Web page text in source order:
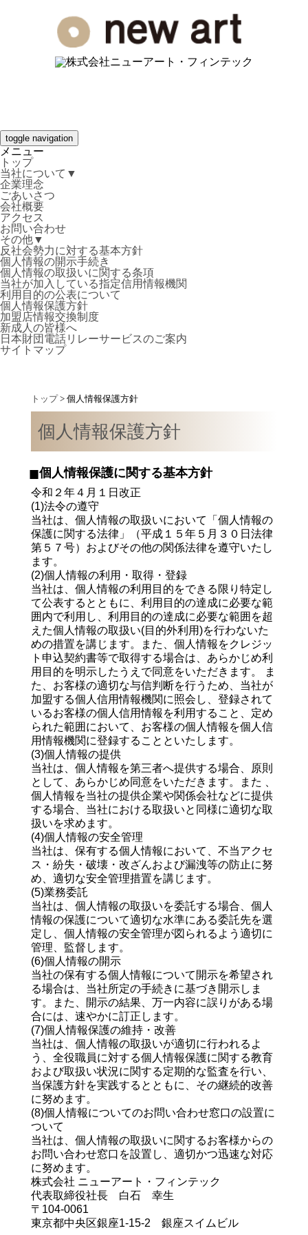
toggle navigation
メニュー
トップ
当社について ▼
企業理念
ごあいさつ
会社概要
アクセス
お問い合わせ
その他▼
反社会勢力に対する基本方針
個人情報の開示手続き
個人情報の取扱いに関する条項
当社が加入している指定信用情報機関
利用目的の公表について
個人情報保護方針
加盟店情報交換制度
新成人の皆様へ
日本財団電話リレーサービスのご案内
サイトマップ
トップ> 個人情報保護方針
個人情報保護方針
個人情報保護に関する基本方針
令和２年４月１日改正
(1)法令の遵守
当社は、個人情報の取扱いにおいて「個人情報の
保護に関する法律」（平成１５年５月３０日法律
第５７号）およびその他の関係法律を遵守いたし
ます。
(2)個人情報の利用・取得・登録
当社は、個人情報の利用目的をできる限り特定し
て公表するとともに、利用目的の達成に必要な範
囲内で利用し、利用目的の達成に必要な範囲を超
えた個人情報の取扱い(目的外利用)を行わないた
めの措置を講じます。また、個人情報をクレジッ
ト申込契約書等で取得する場合は、あらかじめ利
用目的を明示したうえで同意をいただきます。 ま
た、お客様の適切な与信判断を行うため、当社が
加盟する個人信用情報機関に照会し、登録されて
いるお客様の個人信用情報を利用すること、定め
られた範囲において、お客様の個人情報を個人信
用情報機関に登録することといたします。
(3)個人情報の提供
当社は、個人情報を第三者へ提供する場合、原則
として、あらかじめ同意をいただきます。また 、
個人情報を当社の提供企業や関係会社などに提供
する場合、当社における取扱いと同様に適切な取
扱いを求めます。
(4)個人情報の安全管理
当社は、保有する個人情報において、不当アクセ
ス・紛失・破壊・改ざんおよび漏洩等の防止に努
め、適切な安全管理措置を講じます。
(5)業務委託
当社は、個人情報の取扱いを委託する場合、個人
情報の保護について適切な水準にある委託先を選
定し、個人情報の安全管理が図られるよう適切に
管理、監督します。
(6)個人情報の開示
当社の保有する個人情報について開示を希望され
る場合は、当社所定の手続きに基づき開示しま
す。また、開示の結果、万一内容に誤りがある場
合には、速やかに訂正します。
(7)個人情報保護の維持・改善
当社は、個人情報の取扱いが適切に行われるよ
う、全役職員に対する個人情報保護に関する教育
および取扱い状況に関する定期的な監査を行い、
当保護方針を実践するとともに、その継続的改善
に努めます。
(8)個人情報についてのお問い合わせ窓口の設置に
ついて
当社は、個人情報の取扱いに関するお客様からの
お問い合わせ窓口を設置し、適切かつ迅速な対応
に努めます。
株式会社 ニューアート・フィンテック
代表取締役社長 白石 幸生
〒104-0061
東京都中央区銀座1-15-2 銀座スイムビル